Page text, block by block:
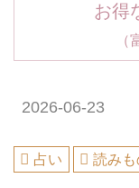
お得
（
2026-06-23
占い 読みも